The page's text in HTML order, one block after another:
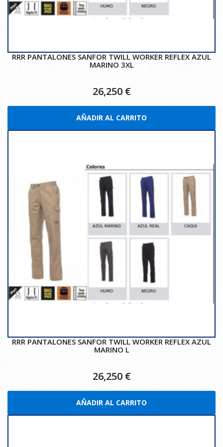
RRR PANTALONES SANFOR TWILL WORKER REFLEX AZUL
MARINO 3XL
26,250 €
AÑADIR AL CARRITO
RRR PANTALONES SANFOR TWILL WORKER REFLEX AZUL
MARINO L
26,250€
AÑADIR AL CARRITO